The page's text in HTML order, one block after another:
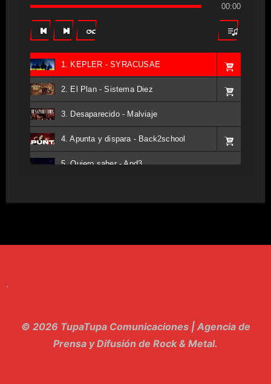
00:00
1. KEPLER - SYRACUSAE
2. El Plan - Sistema Diez
3. Desaparecido - Malviaje
4. Apunta y dispara - Back2school
5. Quiero saber - And3
12. dolor - Piel
.
© 2026 TupaTupa Comunicaciones | Agencia de
Prensa y Difusión de Rock & Metal.